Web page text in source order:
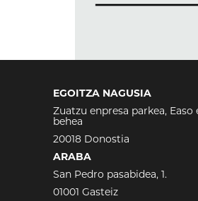
EGOITZA NAGUSIA
Zuatzu enpresa parkea, Easo
behea
20018 Donostia
ARABA
San Pedro pasabidea, 1.
01001 Gasteiz